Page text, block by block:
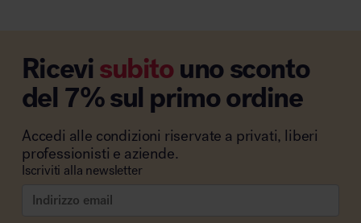
Ricevisubitouno sconto
del 7% sul primo ordine
Accedi alle condizioni riservate a privati, liberi
professionisti e aziende.
Iscriviti alla newsletter